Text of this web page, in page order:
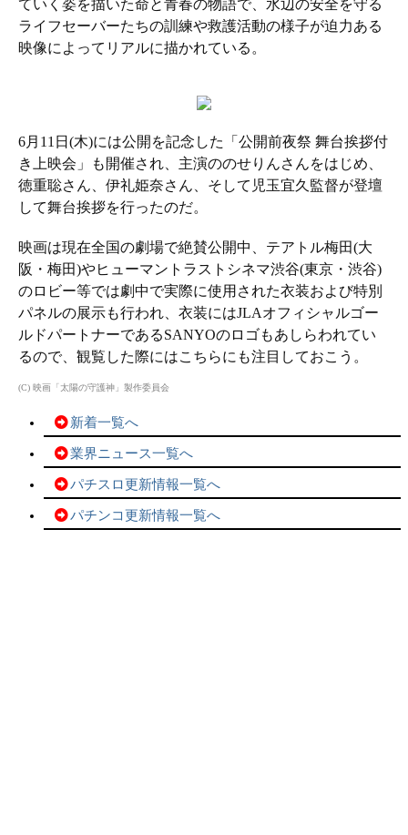
ていく姿を描いた命と青春の物語で、水辺の安全を守る
ライフセーバーたちの訓練や救護活動の様子が迫力ある
映像によってリアルに描かれている。
6月11日(木)には公開を記念した「公開前夜祭 舞台挨拶付
き上映会」も開催され、主演ののせりんさんをはじめ、
徳重聡さん、伊礼姫奈さん、そして児玉宜久監督が登壇
して舞台挨拶を行ったのだ。
映画は現在全国の劇場で絶賛公開中、テアトル梅田(大
阪・梅田)やヒューマントラストシネマ渋谷(東京・渋谷)
のロビー等では劇中で実際に使用された衣装および特別
パネルの展示も行われ、衣装にはJLAオフィシャルゴー
ルドパートナーであるSANYOのロゴもあしらわれてい
るので、観覧した際にはこちらにも注目しておこう。
(C) 映画「太陽の守護神」製作委員会
新着一覧へ
業界ニュース一覧へ
パチスロ更新情報一覧へ
パチンコ更新情報一覧へ